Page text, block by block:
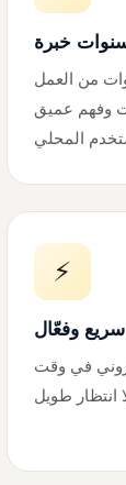
من العمل
وفهم عميق
⚡
وفعّال
في وقت